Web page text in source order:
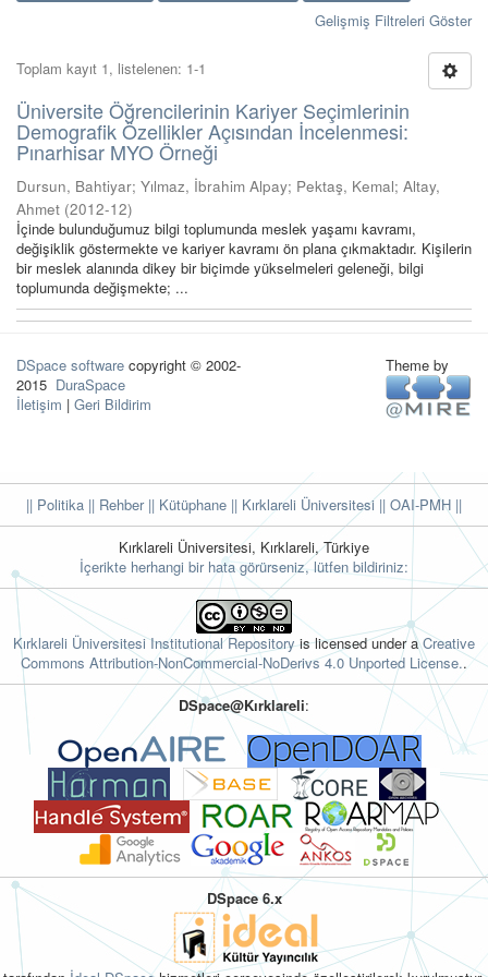
Gelişmiş Filtreleri Göster
Toplam kayıt 1, listelenen: 1-1
Üniversite Öğrencilerinin Kariyer Seçimlerinin
Demografik Özellikler Açısından İncelenmesi:
Pınarhisar MYO Örneği
Dursun, Bahtiyar; Yılmaz, İbrahim Alpay; Pektaş, Kemal; Altay,
Ahmet (2012-12)
İçinde bulunduğumuz bilgi toplumunda meslek yaşamı kavramı,
değişiklik göstermekte ve kariyer kavramı ön plana çıkmaktadır. Kişilerin
bir meslek alanında dikey bir biçimde yükselmeleri geleneği, bilgi
toplumunda değişmekte; ...
DSpace software copyright © 2002-
2015 DuraSpace
İletişim | Geri Bildirim
Theme by
|| Politika || Rehber|| Kütüphane || Kırklareli Üniversitesi || OAI-PMH ||
Kırklareli Üniversitesi, Kırklareli, Türkiye
İçerikte herhangi bir hata görürseniz, lütfen bildiriniz:
Kırklareli Üniversitesi Institutional Repositoryis licensed under aCreative
Commons Attribution-NonCommercial-NoDerivs 4.0 Unported License..
DSpace@Kırklareli:
DSpace 6.x